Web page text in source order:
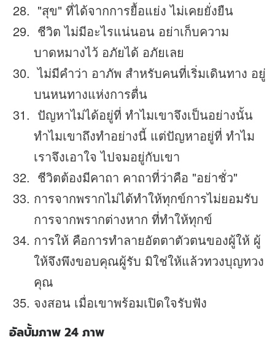
"สุข" ที่ได้จากการยื้อแย่ง ไม่เคยยั่งยืน
ชีวิต ไม่มีอะไรแน่นอน อย่าเก็บความ
บาดหมางไว้ อภัยได้ อภัยเลย
ไม่มีคำว่า อาภัพ สำหรับคนที่เริ่มเดินทาง อยู่
บนหนทางแห่งการตื่น
ปัญหาไม่ได้อยู่ที่ ทำไมเขาจึงเป็นอย่างนั้น
ทำไมเขาถึงทำอย่างนี้ แต่ปัญหาอยู่ที่ ทำไม
เราจึงเอาใจ ไปจมอยู่กับเขา
ชีวิตต้องมีคาถา คาถาที่ว่าคือ "อย่าชั่ว"
การจากพรากไม่ได้ทำให้ทุกข์การไม่ยอมรับ
การจากพรากต่างหาก ที่ทำให้ทุกข์
การให้ คือการทำลายอัตตาตัวตนของผู้ให้ ผู้
ให้จึงพึงขอบคุณผู้รับ มิใช่ให้แล้วทวงบุญทวง
คุณ
จงสอน เมื่อเขาพร้อมเปิดใจรับฟัง
อัลบั้มภาพ 24 ภาพ